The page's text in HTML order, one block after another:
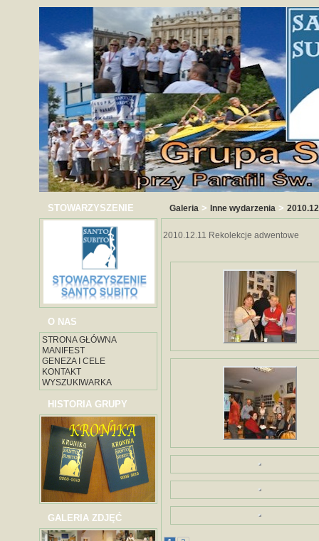
STOWARZYSZENIE
O NAS
STRONA GŁÓWNA
MANIFEST
GENEZA I CELE
KONTAKT
WYSZUKIWARKA
HISTORIA GRUPY
GALERIA ZDJĘĆ
Galeria > Inne wydarzenia >
2010.12.11 Rekolekcje adwentowe